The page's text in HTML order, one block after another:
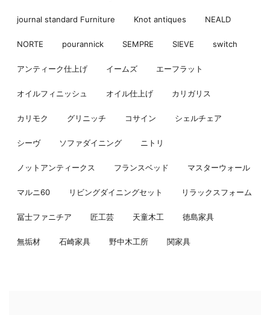
journal standard Furniture Knot antiques NEALD
NORTE pourannick SEMPRE SIEVE switch
アンティーク仕上げ イームズ エーフラット
オイルフィニッシュ オイル仕上げ カリガリス
カリモク グリニッチ コサイン シェルチェア
シーヴ ソファダイニング ニトリ
ノットアンティークス フランスベッド マスターウォール
マルニ60 リビングダイニングセット リラックスフォーム
冨士ファニチア 匠工芸 天童木工 徳島家具
無垢材 石崎家具 野中木工所 関家具